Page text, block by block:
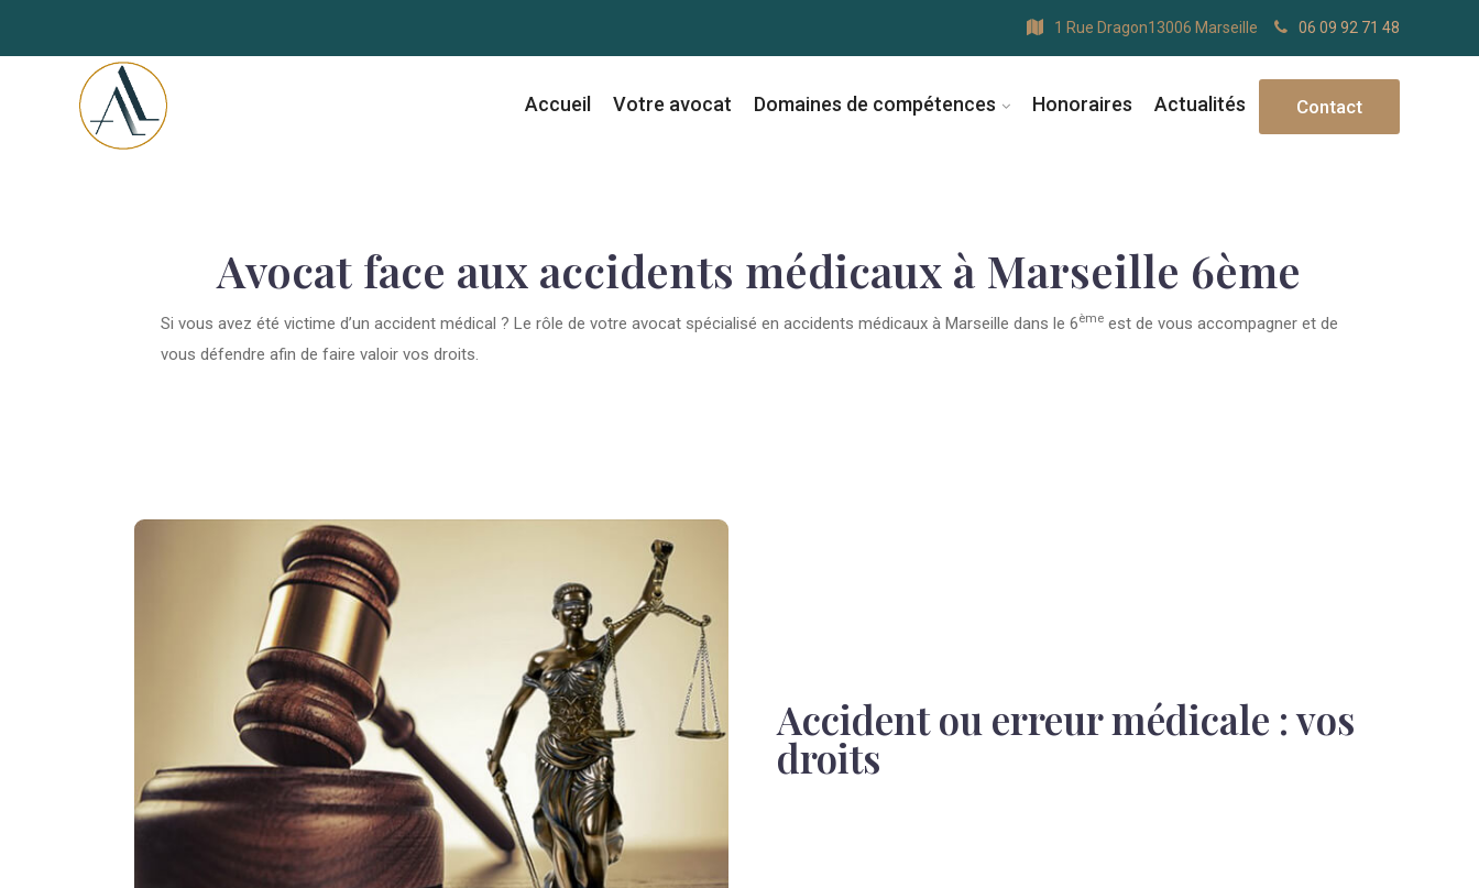
1 Rue Dragon13006 Marseille 06 09 92 71 48
Accueil Votre avocat Domaines de compétences Honoraires Actualités Contact
Avocat face aux accidents médicaux à Marseille 6ème
Si vous avez été victime d’un accident médical ? Le rôle de votre avocat spécialisé en accidents médicaux à Marseille dans le 6ème est de vous accompagner et de
vous défendre afin de faire valoir vos droits.
Accident ou erreur médicale : vos
droits